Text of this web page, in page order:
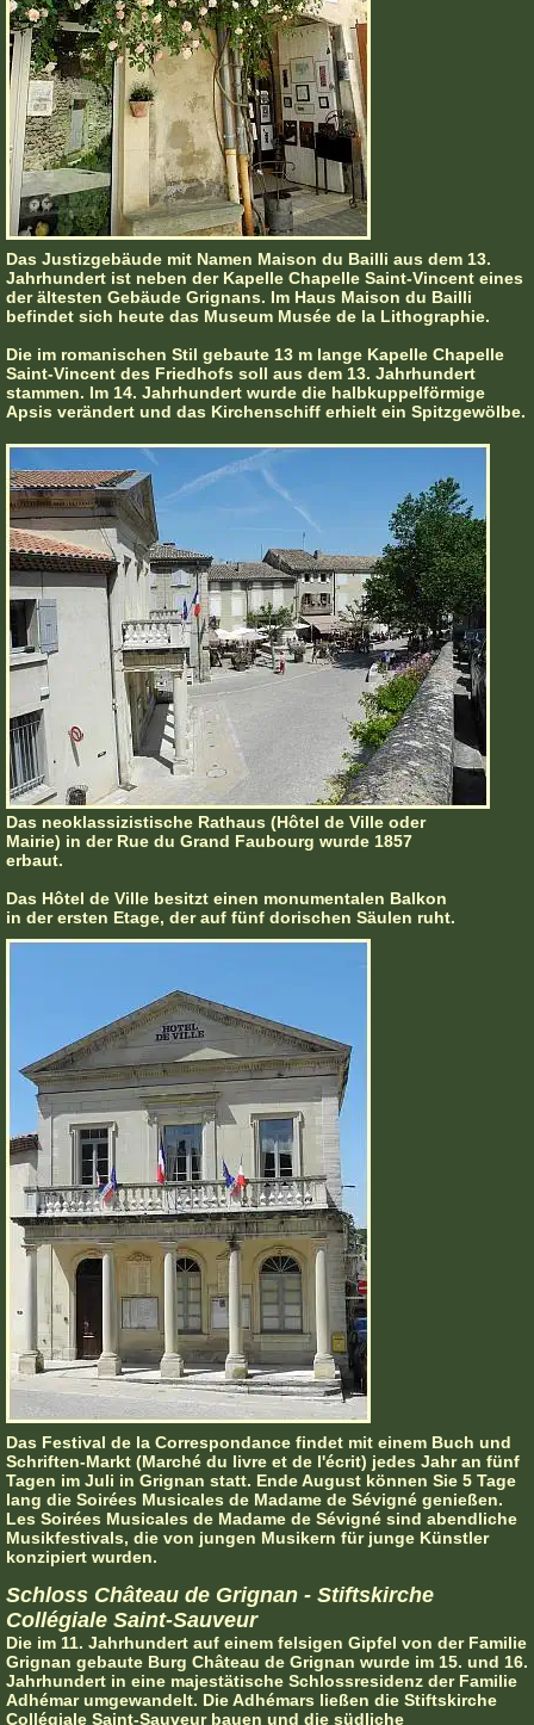
Das Justizgebäude mit Namen Maison du Bailli aus dem 13.
Jahrhundert ist neben der Kapelle Chapelle Saint-Vincent eines
der ältesten Gebäude Grignans. Im Haus Maison du Bailli
befindet sich heute das Museum Musée de la Lithographie.
Die im romanischen Stil gebaute 13 m lange Kapelle Chapelle
Saint-Vincent des Friedhofs soll aus dem 13. Jahrhundert
stammen. Im 14. Jahrhundert wurde die halbkuppelförmige
Apsis verändert und das Kirchenschiff erhielt ein Spitzgewölbe.
Das neoklassizistische Rathaus (Hôtel de Ville oder
Mairie) in der Rue du Grand Faubourg wurde 1857
erbaut.
Das Hôtel de Ville besitzt einen monumentalen Balkon
in der ersten Etage, der auf fünf dorischen Säulen ruht.
Das Festival de la Correspondance findet mit einem Buch und
Schriften-Markt (Marché du livre et de l'écrit) jedes Jahr an fünf
Tagen im Juli in Grignan statt. Ende August können Sie 5 Tage
lang die Soirées Musicales de Madame de Sévigné genießen.
Les Soirées Musicales de Madame de Sévigné sind abendliche
Musikfestivals, die von jungen Musikern für junge Künstler
konzipiert wurden.
Schloss Château de Grignan - Stiftskirche
Collégiale Saint-Sauveur
Die im 11. Jahrhundert auf einem felsigen Gipfel von der Familie
Grignan gebaute Burg Château de Grignan wurde im 15. und 16.
Jahrhundert in eine majestätische Schlossresidenz der Familie
Adhémar umgewandelt. Die Adhémars ließen die Stiftskirche
Collégiale Saint-Sauveur bauen und die südliche